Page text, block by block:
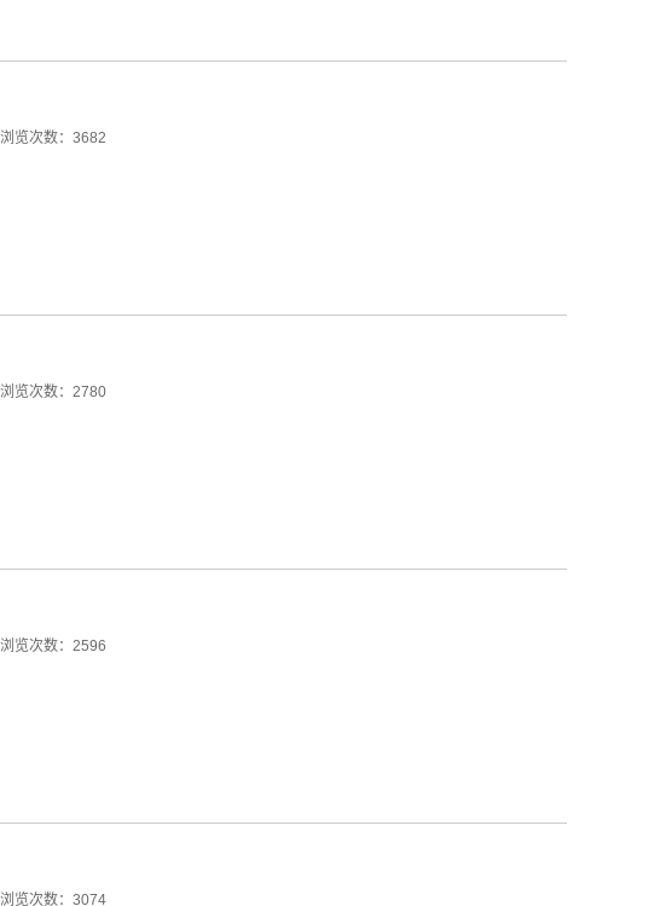
浏览次数：3682
浏览次数：2780
浏览次数：2596
浏览次数：3074